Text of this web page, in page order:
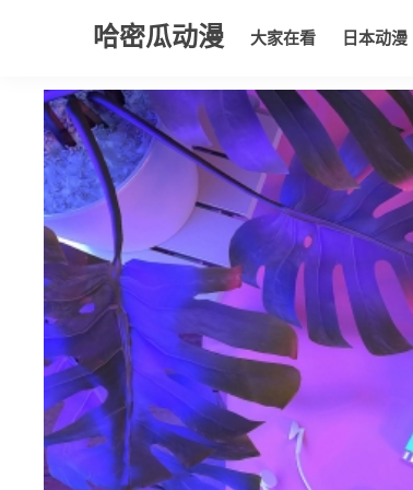
哈密瓜动漫 大家在看 日本动漫
大家在看 日本动漫 国产动漫 欧美动漫